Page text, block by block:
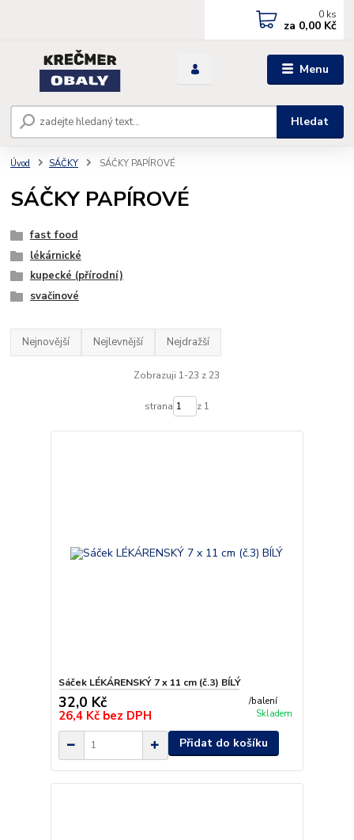
Menu
Hledat
0 ks
za 0,00 Kč
Úvod SÁČKY SÁČKY PAPÍROVÉ
SÁČKY PAPÍROVÉ
fast food
lékárnické
kupecké (přírodní)
svačinové
Nejnovější Nejlevnější Nejdražší
Zobrazuji 1-23 z 23
strana z 1
Sáček LÉKÁRENSKÝ 7 x 11 cm (č.3) BÍLÝ
32,0 Kč /balení
26,4 Kč bez DPH Skladem
Přidat do košíku